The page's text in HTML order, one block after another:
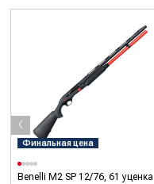
Финальная цена
Benelli M2 SP 12/76, 61 уценка
‹